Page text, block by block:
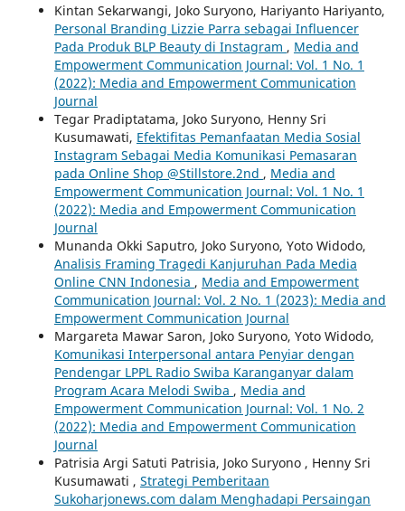
Kintan Sekarwangi, Joko Suryono, Hariyanto Hariyanto,
Personal Branding Lizzie Parra sebagai Influencer
Pada Produk BLP Beauty di Instagram , Media and
Empowerment Communication Journal: Vol. 1 No. 1
(2022): Media and Empowerment Communication
Journal
Tegar Pradiptatama, Joko Suryono, Henny Sri
Kusumawati, Efektifitas Pemanfaatan Media Sosial
Instagram Sebagai Media Komunikasi Pemasaran
pada Online Shop @Stillstore.2nd , Media and
Empowerment Communication Journal: Vol. 1 No. 1
(2022): Media and Empowerment Communication
Journal
Munanda Okki Saputro, Joko Suryono, Yoto Widodo,
Analisis Framing Tragedi Kanjuruhan Pada Media
Online CNN Indonesia , Media and Empowerment
Communication Journal: Vol. 2 No. 1 (2023): Media and
Empowerment Communication Journal
Margareta Mawar Saron, Joko Suryono, Yoto Widodo,
Komunikasi Interpersonal antara Penyiar dengan
Pendengar LPPL Radio Swiba Karanganyar dalam
Program Acara Melodi Swiba , Media and
Empowerment Communication Journal: Vol. 1 No. 2
(2022): Media and Empowerment Communication
Journal
Patrisia Argi Satuti Patrisia, Joko Suryono , Henny Sri
Kusumawati , Strategi Pemberitaan
Sukoharjonews.com dalam Menghadapi Persaingan